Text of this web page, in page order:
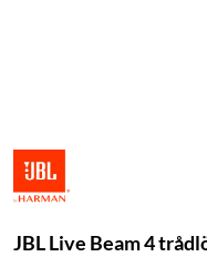
JBL Live Beam 4